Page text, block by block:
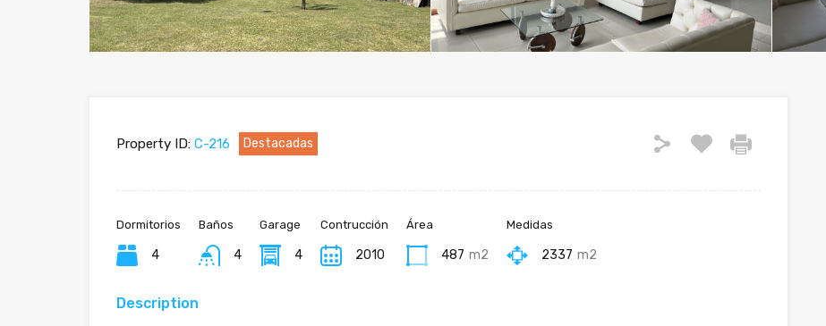
Property ID: C-216 Destacadas
Dormitorios
4
Baños
4
Garage
4
Contrucción
2010
Área
487 m2
Medidas
2337 m2
Description